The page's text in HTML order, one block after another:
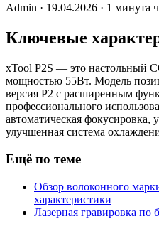
Admin · 19.04.2026 · 1 минута
Ключевые
xTool P2S — это настольный
мощностью 55Вт. Модель
версия P2 с расширенным
профессионального
автоматическая фокусировка,
улучшенная система
Ещё по теме
Обзор волоконного
характеристики
Лазерная гравировка по